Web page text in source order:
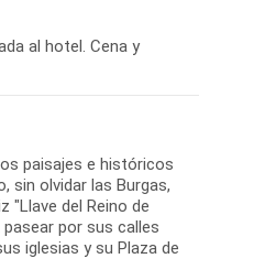
al hotel. Cena y
paisajes e históricos
sin olvidar las Burgas,
"Llave del Reino de
por sus calles
iglesias y su Plaza de